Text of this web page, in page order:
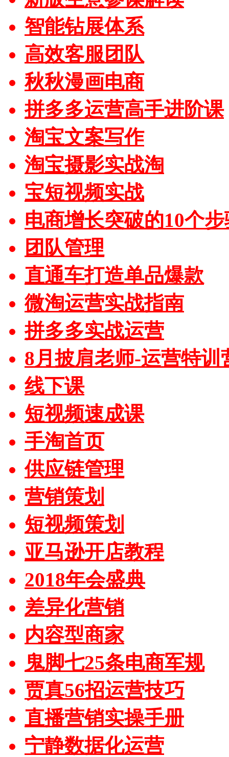
智能钻展体系
高效客服团队
秋秋漫画电商
拼多多运营高手进阶课
淘宝文案写作
淘宝摄影实战淘
宝短视频实战
电商增长突破的10个
团队管理
直通车打造单品爆款
微淘运营实战指南
拼多多实战运营
8月披肩老师-运营特训
线下课
短视频速成课
手淘首页
供应链管理
营销策划
短视频策划
亚马逊开店教程
2018年会盛典
差异化营销
内容型商家
鬼脚七25条电商军规
贾真56招运营技巧
直播营销实操手册
宁静数据化运营